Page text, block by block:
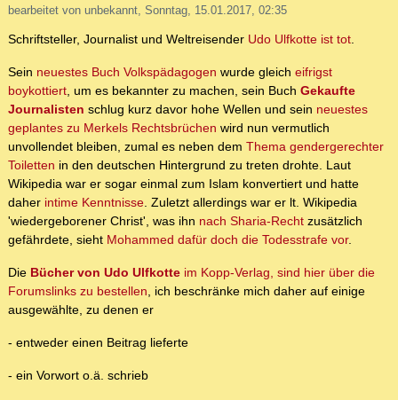
bearbeitet von unbekannt, Sonntag, 15.01.2017, 02:35
Schriftsteller, Journalist und Weltreisender Udo Ulfkotte ist tot.
Sein neuestes Buch Volkspädagogen wurde gleich eifrigst
boykottiert, um es bekannter zu machen, sein Buch Gekaufte
Journalisten schlug kurz davor hohe Wellen und sein neuestes
geplantes zu Merkels Rechtsbrüchen wird nun vermutlich
unvollendet bleiben, zumal es neben dem Thema gendergerechter
Toiletten in den deutschen Hintergrund zu treten drohte. Laut
Wikipedia war er sogar einmal zum Islam konvertiert und hatte
daher intime Kenntnisse. Zuletzt allerdings war er lt. Wikipedia
'wiedergeborener Christ', was ihn nach Sharia-Recht zusätzlich
gefährdete, sieht Mohammed dafür doch die Todesstrafe vor.
Die Bücher von Udo Ulfkotte im Kopp-Verlag, sind hier über die
Forumslinks zu bestellen, ich beschränke mich daher auf einige
ausgewählte, zu denen er
- entweder einen Beitrag lieferte
- ein Vorwort o.ä. schrieb